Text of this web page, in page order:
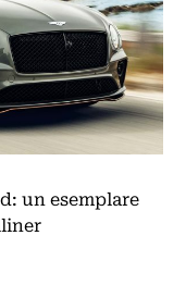
un esemplare